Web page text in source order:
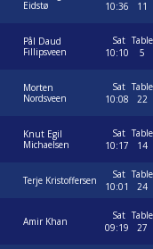
Eidstø
10:36
11
Pål Daud
Fillipsveen
Sat
10:10
Table
5
Morten
Nordsveen
Sat
10:08
Table
22
Knut Egil
Michaelsen
Sat
10:17
Table
14
Terje Kristoffersen
Sat
10:01
Table
24
Amir Khan
Sat
09:19
Table
27